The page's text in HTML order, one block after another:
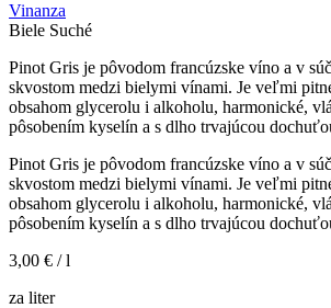
Vinanza
Biele Suché
Pinot Gris je pôvodom francúzske víno a v
skvostom medzi bielymi vínami. Je veľmi
obsahom glycerolu i alkoholu, harmonické,
pôsobením kyselín a s dlho trvajúcou
Pinot Gris je pôvodom francúzske víno a v
skvostom medzi bielymi vínami. Je veľmi
obsahom glycerolu i alkoholu, harmonické,
pôsobením kyselín a s dlho trvajúcou
3,00 € / l
za liter